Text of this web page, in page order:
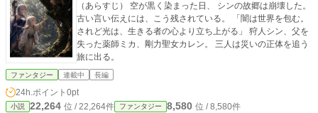
（あらすじ） 空が黒く染まった日、 シンの故郷は崩壊した。
古い言い伝えには、こう残されている。 「闇は世界を包む。
されど光は、生きる者の心より立ち上がる」 狩人シン、父を
失った薬師ミカ、剛力聖女カレン。 三人は災いの正体を追う
旅に出る。
ファンタジー 連載中 長編
24h.ポイント 0pt
小説 22,264 位 / 22,264件 ファンタジー 8,580 位 / 8,580件